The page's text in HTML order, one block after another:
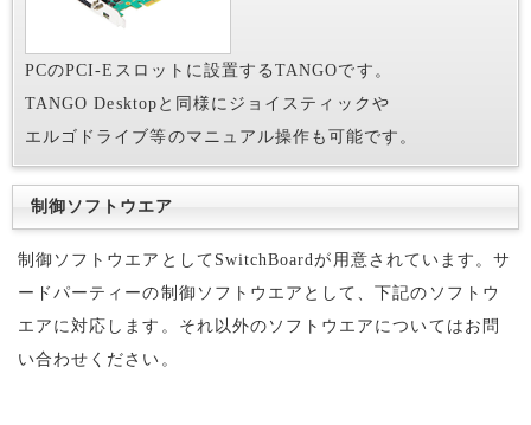
PCのPCI-Eスロットに設置するTANGOです。
TANGO Desktopと同様にジョイスティックや
エルゴドライブ等のマニュアル操作も可能です。
制御ソフトウエア
制御ソフトウエアとしてSwitchBoardが用意されています。サ
ードパーティーの制御ソフトウエアとして、下記のソフトウ
エアに対応します。それ以外のソフトウエアについてはお問
い合わせください。